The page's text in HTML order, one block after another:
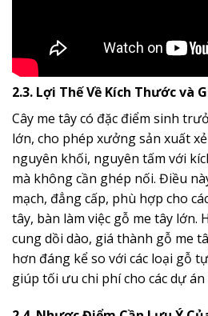
2.3. Lợi Thế Về Kích Thước và
Cây me tây có đặc điểm sinh
lớn, cho phép xưởng sản xuất
nguyên khối, nguyên tấm với
mà không cần ghép nối. Điều
mạch, đẳng cấp, phù hợp cho
tây, bàn làm việc gỗ me tây lớn.
cung dồi dào, giá thành gỗ me
hơn đáng kể so với các loại gỗ
giúp tối ưu chi phí cho các dự án